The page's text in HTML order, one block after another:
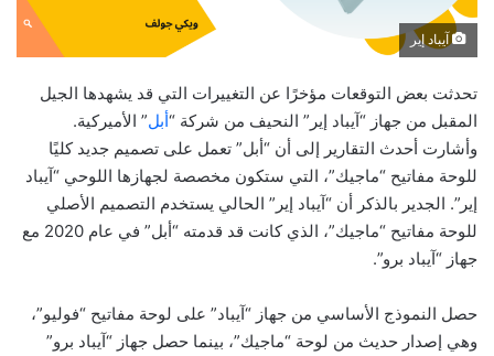
آيباد إير
تحدثت بعض التوقعات مؤخرًا عن التغييرات التي قد يشهدها الجيل
المقبل من جهاز “آيباد إير” النحيف من شركة “أبل” الأميركية.
وأشارت أحدث التقارير إلى أن “أبل” تعمل على تصميم جديد كليًا
للوحة مفاتيح “ماجيك”، التي ستكون مخصصة لجهازها اللوحي “آيباد
إير”. الجدير بالذكر أن “آيباد إير” الحالي يستخدم التصميم الأصلي
للوحة مفاتيح “ماجيك”، الذي كانت قد قدمته “أبل” في عام 2020 مع
جهاز “آيباد برو”.
حصل النموذج الأساسي من جهاز “آيباد” على لوحة مفاتيح “فوليو”،
وهي إصدار حديث من لوحة “ماجيك”، بينما حصل جهاز “آيباد برو”